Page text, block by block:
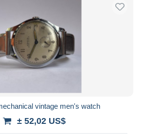
vintage men's watch
± 52,02 US$